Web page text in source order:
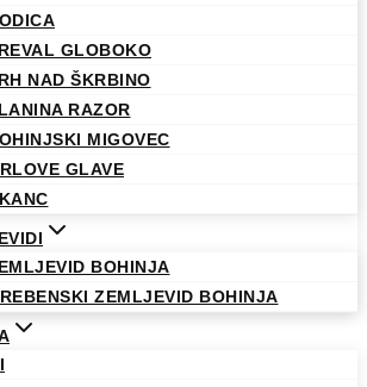
GLOBOKO
NAD ŠKRBINO
RAZOR
MIGOVEC
GLAVE
BOHINJA
ZEMLJEVID BOHINJA